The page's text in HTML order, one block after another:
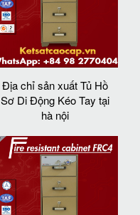
Địa chỉ sản xuất Tủ Hồ
Sơ Di Động Kéo Tay tại
hà nội